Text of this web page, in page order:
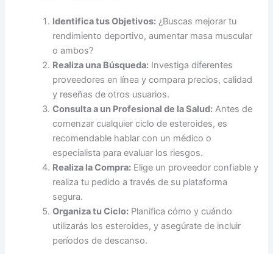
Identifica tus Objetivos: ¿Buscas mejorar tu
rendimiento deportivo, aumentar masa muscular
o ambos?
Realiza una Búsqueda: Investiga diferentes
proveedores en línea y compara precios, calidad
y reseñas de otros usuarios.
Consulta a un Profesional de la Salud: Antes de
comenzar cualquier ciclo de esteroides, es
recomendable hablar con un médico o
especialista para evaluar los riesgos.
Realiza la Compra: Elige un proveedor confiable y
realiza tu pedido a través de su plataforma
segura.
Organiza tu Ciclo: Planifica cómo y cuándo
utilizarás los esteroides, y asegúrate de incluir
períodos de descanso.